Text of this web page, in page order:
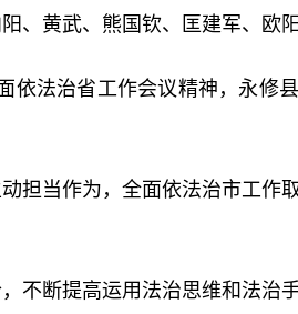
、黄武、熊国钦、匡建军、欧阳
依法治省工作会议精神，永修
担当作为，全面依法治市工作
不断提高运用法治思维和法治